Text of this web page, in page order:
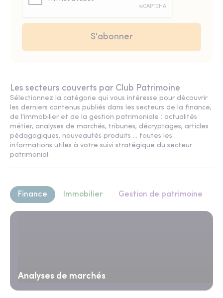
Les secteurs couverts par Club Patrimoine
Sélectionnez la catégorie qui vous intéresse pour découvrir
les derniers contenus publiés dans les secteurs de la finance,
de l'immobilier et de la gestion patrimoniale : actualités
métier, analyses de marchés, tribunes, décryptages, articles
pédagogiques, nouveautés produits ... toutes les
informations utiles à votre suivi stratégique du secteur
patrimonial.
Finance Immobilier Gestion de patrimoine
Analyses de marchés